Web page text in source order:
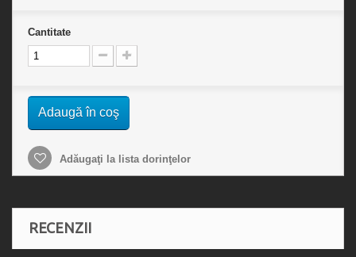
Cantitate
Adaugă în coş
Adăugaţi la lista dorinţelor
RECENZII